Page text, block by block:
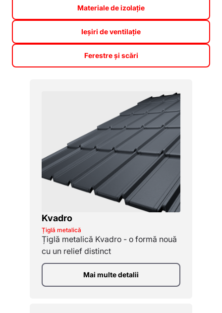
Materiale de izolație
Ieșiri de ventilație
Ferestre și scări
Kvadro
Țiglă metalică
Țiglă metalică Kvadro - o formă nouă
cu un relief distinct
Mai multe detalii